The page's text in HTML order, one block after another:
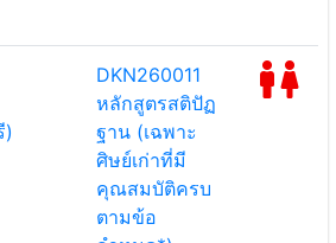
DKN260011
หลักสูตรสติปัฏ
ฐาน (เฉพาะ
ศิษย์เก่าที่มี
คุณสมบัติครบ
ตามข้อ